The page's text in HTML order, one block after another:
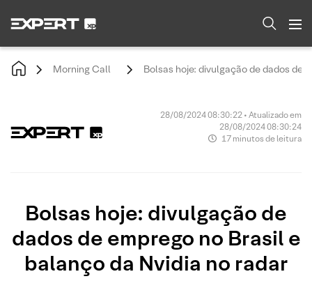
Morning Call Bolsas hoje: divulgação de dados de
28/08/2024 08:30:22 • Atualizado em
28/08/2024 08:30:24
17 minutos de leitura
Bolsas hoje: divulgação de
dados de emprego no Brasil e
balanço da Nvidia no radar